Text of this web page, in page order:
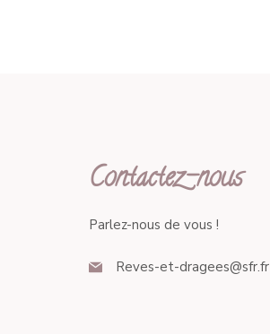
Contactez-nous
Parlez-nous de vous !
Reves-et-dragees@sfr.fr